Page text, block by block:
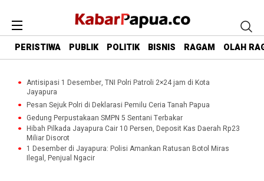
PERISTIWA PUBLIK POLITIK BISNIS RAGAM OLAH
Antisipasi 1 Desember, TNI Polri Patroli 2×24 jam di Kota
Jayapura
Pesan Sejuk Polri di Deklarasi Pemilu Ceria Tanah Papua
Gedung Perpustakaan SMPN 5 Sentani Terbakar
Hibah Pilkada Jayapura Cair 10 Persen, Deposit Kas Daerah Rp23
Miliar Disorot
1 Desember di Jayapura: Polisi Amankan Ratusan Botol Miras
Ilegal, Penjual Ngacir